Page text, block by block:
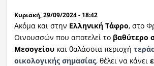
Κυριακή, 29/09/2024 - 18:42
Ακόμα και στην Ελληνική Τάφρο, στο
Οινουσσών που αποτελεί το βαθύτερο
Μεσογείουκαι θαλάσσια περιοχή
οικολογικής σημασίας,θέλει να κάνει